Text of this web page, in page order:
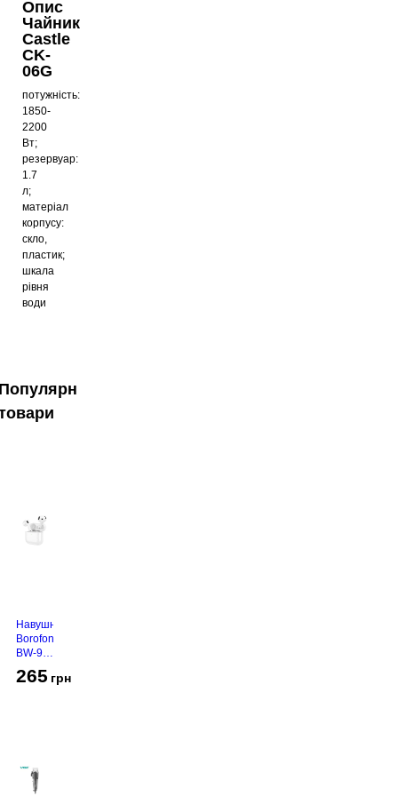
Опис
Чайник
Castle
CK-
06G
потужність:
1850-
2200
Вт;
резервуар:
1.7
л;
матеріал
корпусу:
скло,
пластик;
шкала
рівня
води
Навушники
Borofone
BW-94
265 грн